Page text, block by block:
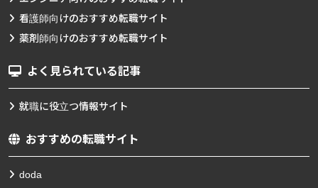
看護師向けのおすすめ転職サイト
薬剤師向けのおすすめ転職サイト
よく見られている記事
就職に役立つ情報サイト
おすすめの転職サイト
doda